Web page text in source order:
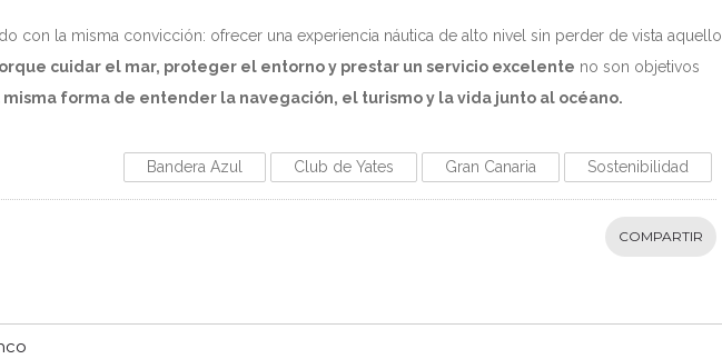
con la misma convicción: ofrecer una experiencia náutica de alto nivel sin perder de vista aquello
cuidar el mar, proteger el entorno y prestar un servicio excelente no son objetivos
misma forma de entender la navegación, el turismo y la vida junto al océano.
Bandera Azul Club de Yates Gran Canaria Sostenibilidad
COMPARTIR